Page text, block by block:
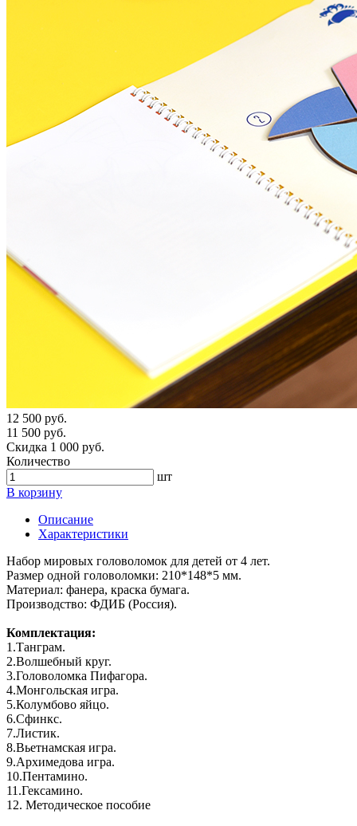
12 500 руб.
11 500 руб.
Скидка 1 000 руб.
Количество
шт
В корзину
Описание
Характеристики
Набор мировых головоломок для детей от 4 лет.
Размер одной головоломки: 210*148*5 мм.
Материал: фанера, краска бумага.
Производство: ФДИБ (Россия).
Комплектация:
1.Танграм.
2.Волшебный круг.
3.Головоломка Пифагора.
4.Монгольская игра.
5.Колумбово яйцо.
6.Сфинкс.
7.Листик.
8.Вьетнамская игра.
9.Архимедова игра.
10.Пентамино.
11.Гексамино.
12. Методическое пособие